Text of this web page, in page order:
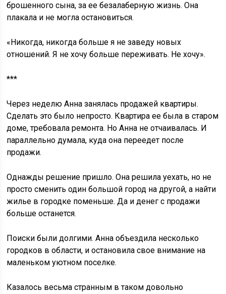
брошенного сына, за ее безалаберную жизнь. Она
плакала и не могла остановиться.
«Никогда, никогда больше я не заведу новых
отношений. Я не хочу больше переживать. Не хочу».
***
Через неделю Анна занялась продажей квартиры.
Сделать это было непросто. Квартира ее была в старом
доме, требовала ремонта. Но Анна не отчаивалась. И
параллельно думала, куда она переедет после
продажи.
Однажды решение пришло. Она решила уехать, но не
просто сменить один большой город на другой, а найти
жилье в городке поменьше. Да и денег с продажи
больше останется.
Поиски были долгими. Анна объездила несколько
городков в области, и остановила свое внимание на
маленьком уютном поселке.
Казалось весьма странным в таком довольно